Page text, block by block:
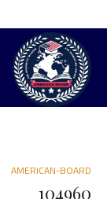
AMERICAN-BOARD
104960